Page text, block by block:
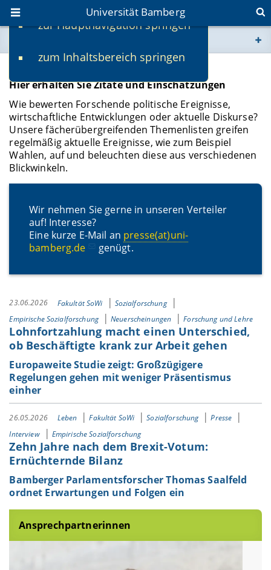
zur Hauptnavigation springen
zum Inhaltsbereich springen
Universität Bamberg
www.uni-bamberg.de
fis.uni-bamberg.de
Statements zu aktuellen Themen
Hier erhalten Sie Zitate und Einschätzungen
Wie bewerten Forschende politische Ereignisse,
wirtschaftliche Entwicklungen oder aktuelle Diskurse?
Unsere fächerübergreifenden Themenlisten greifen
regelmäßig aktuelle Ereignisse, wie zum Beispiel
Wahlen, auf und beleuchten diese aus verschiedenen
Blickwinkeln.
Wir nehmen Sie gerne in unseren Verteiler
auf! Interesse?
Eine kurze E-Mail an presse(at)uni-
bamberg.de
genügt.
23.06.2026 Fakultät SoWi
Sozialforschung
Empirische Sozialforschung
Neuerscheinungen Forschung und Lehre
Lohnfortzahlung macht einen Unterschied,
ob Beschäftigte krank zur Arbeit gehen
Europaweite Studie zeigt: Großzügigere
Regelungen gehen mit weniger Präsentismus
einher
26.05.2026 Leben Fakultät SoWi Sozialforschung
Presse
Interview
Empirische Sozialforschung
Zehn Jahre nach dem Brexit-Votum:
Ernüchternde Bilanz
Bamberger Parlamentsforscher Thomas Saalfeld
ordnet Erwartungen und Folgen ein
Ansprechpartnerinnen